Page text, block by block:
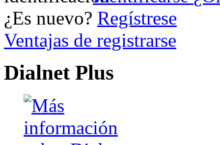
¿Es nuevo? Regístrese
Ventajas de registrarse
Dialnet Plus